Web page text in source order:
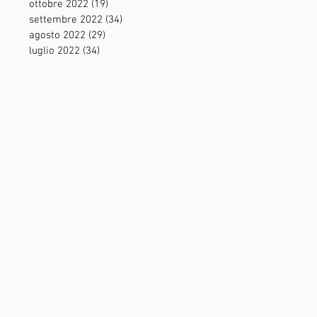
ottobre 2022 (19)
settembre 2022 (34)
agosto 2022 (29)
luglio 2022 (34)